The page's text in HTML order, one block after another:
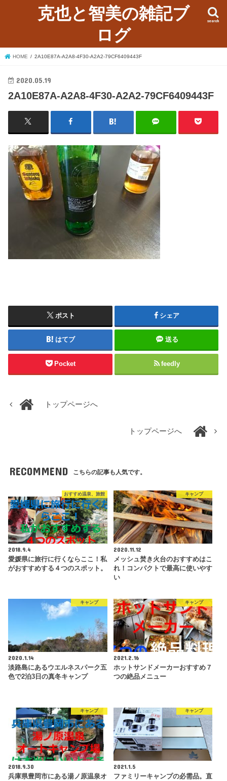
克也と智美の雑記ブ
ログ
search
HOME 2A10E87A-A2A8-4F30-A2A2-79CF6409443F
2020.05.19
2A10E87A-A2A8-4F30-A2A2-79CF6409443F
ポスト シェア
はてブ 送る
Pocket feedly
トップページへ
トップページへ
RECOMMEND こちらの記事も人気です。
おすすめ温泉、旅館
2018.9.4
愛媛県に旅行に行くならここ！私
がおすすめする４つのスポット。
キャンプ
2020.11.12
メッシュ焚き火台のおすすめはこ
れ！コンパクトで最高に使いやす
い
キャンプ
2020.1.14
淡路島にあるウエルネスパーク五
色で2泊3日の真冬キャンプ
キャンプ
2021.2.16
ホットサンドメーカーおすすめ７
つの絶品メニュー
キャンプ
2018.9.30
兵庫県豊岡市にある湯ノ原温泉オ
キャンプ
2021.1.5
ファミリーキャンプの必需品。直